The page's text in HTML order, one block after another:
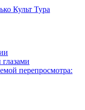
Культ Тура
перепросмотра: